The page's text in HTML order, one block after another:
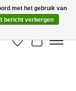
selectie online
Verlanglijst
met het gebruik van
bericht verbergen